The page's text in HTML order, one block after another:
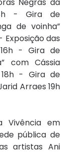
Negras da
- Gira de
de voinha”
das
- Gira de
com Cássia
- Gira de
Arraes 19h
Vivência em
pública de
artistas Ani